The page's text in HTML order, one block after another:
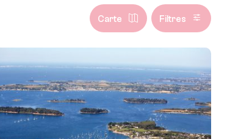
Filtres
Carte